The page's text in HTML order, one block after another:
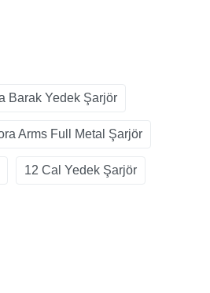
Barak Yedek Şarjör
Arms Full Metal Şarjör
12 Cal Yedek Şarjör